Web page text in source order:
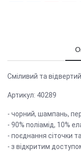
Сміливий та
Артикул: 40289
- чорний, шампань,
- 90% поліамід, 10%
- поєднання сіточки
- з відкритим